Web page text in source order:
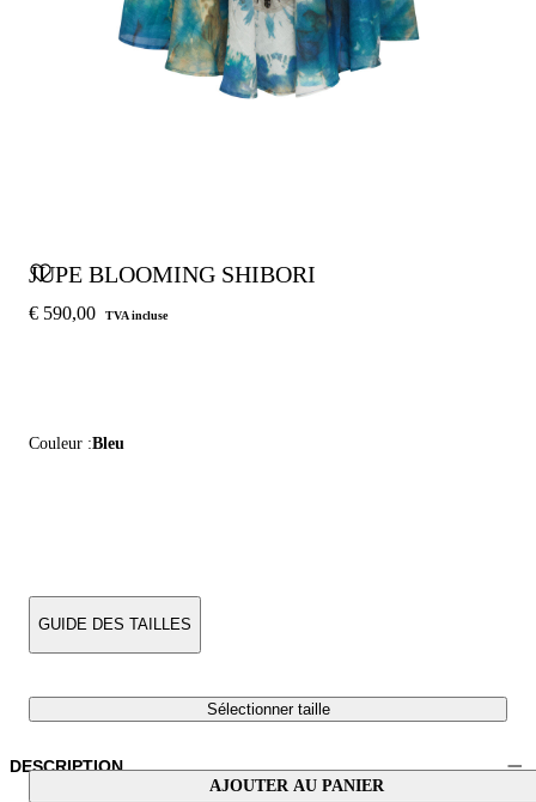
JUPE BLOOMING SHIBORI
€ 590,00 TVA incluse
Couleur :Bleu
GUIDE DES TAILLES
Sélectionner taille
AJOUTER AU PANIER
DESCRIPTION